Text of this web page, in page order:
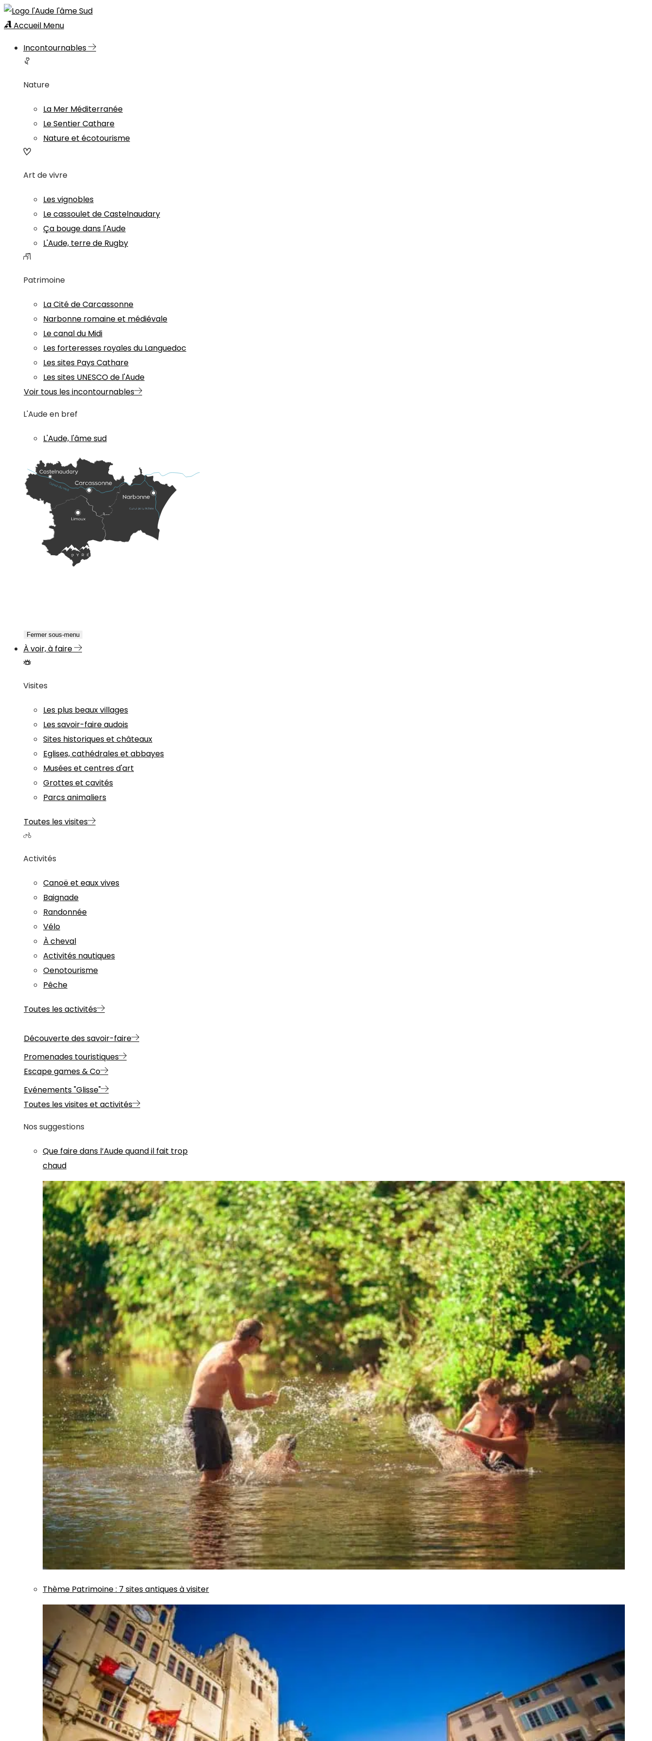
Accueil Menu
Incontournables
Nature
La Mer Méditerranée
Le Sentier Cathare
Nature et écotourisme
Art de vivre
Les vignobles
Le cassoulet de Castelnaudary
Ça bouge dans l'Aude
L'Aude, terre de Rugby
Patrimoine
La Cité de Carcassonne
Narbonne romaine et médiévale
Le canal du Midi
Les forteresses royales du Languedoc
Les sites Pays Cathare
Les sites UNESCO de l'Aude
Voir tous les incontournables
L'Aude en bref
L'Aude, l'âme sud
Fermer sous-menu
À voir, à faire
Visites
Les plus beaux villages
Les savoir-faire audois
Sites historiques et châteaux
Eglises, cathédrales et abbayes
Musées et centres d'art
Grottes et cavités
Parcs animaliers
Toutes les visites
Activités
Canoë et eaux vives
Baignade
Randonnée
Vélo
À cheval
Activités nautiques
Oenotourisme
Pêche
Toutes les activités
Découverte des savoir-faire
Promenades touristiques
Escape games & Co
Evénements "Glisse"
Toutes les visites et activités
Nos suggestions
Que faire dans l’Aude quand il fait trop
chaud
Thème Patrimoine: 7 sites antiques à visiter